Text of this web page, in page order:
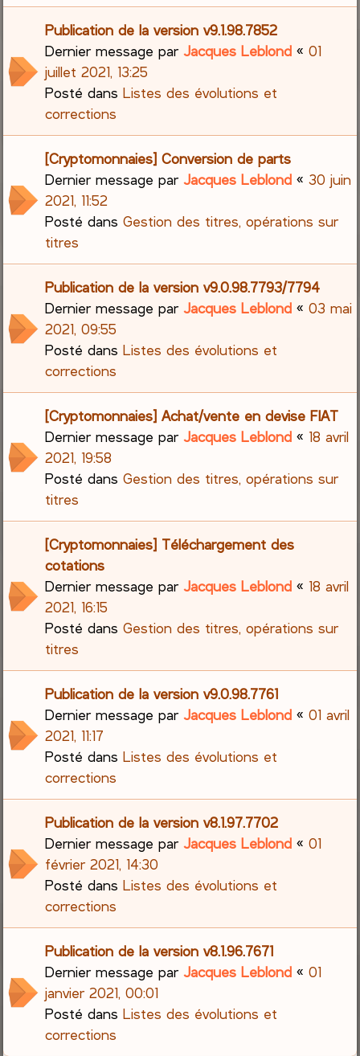
Publication de la version v9.1.98.7852
Dernier message parJacques Leblond «01
juillet 2021, 13:25
Posté dansListes des évolutions et
corrections
[Cryptomonnaies] Conversion de parts
Dernier message parJacques Leblond «30 juin
2021, 11:52
Posté dansGestion des titres, opérations sur
titres
Publication de la version v9.0.98.7793/7794
Dernier message parJacques Leblond «03 mai
2021, 09:55
Posté dansListes des évolutions et
corrections
[Cryptomonnaies] Achat/vente en devise FIAT
Dernier message parJacques Leblond « 18 avril
2021, 19:58
Posté dansGestion des titres, opérations sur
titres
[Cryptomonnaies] Téléchargement des
cotations
Dernier message parJacques Leblond « 18 avril
2021, 16:15
Posté dansGestion des titres, opérations sur
titres
Publication de la version v9.0.98.7761
Dernier message parJacques Leblond «01 avril
2021, 11:17
Posté dansListes des évolutions et
corrections
Publication de la version v8.1.97.7702
Dernier message parJacques Leblond «01
février 2021, 14:30
Posté dansListes des évolutions et
corrections
Publication de la version v8.1.96.7671
Dernier message parJacques Leblond «01
janvier 2021, 00:01
Posté dansListes des évolutions et
corrections